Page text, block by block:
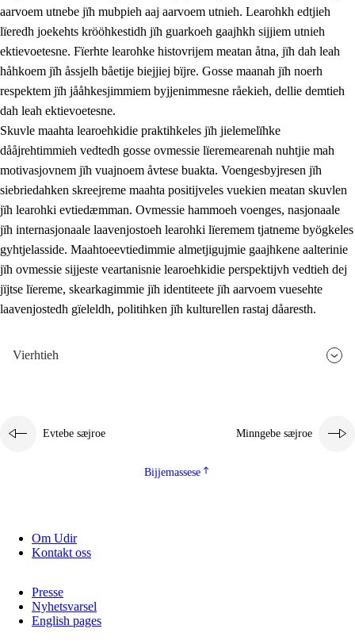
aarvoem utnebe jïh mubpieh aaj aarvoem utnieh. Learohkh edtjieh
lïeredh joekehts krööhkestidh jïh guarkoeh gaajhkh sijjiem utnieh
ektievoetesne. Fïerhte learohke histovrijem meatan åtna, jïh dah leah
håhkoem jïh åssjelh båetije biejjiej bïjre. Gosse maanah jïh noerh
respektem jïh jååhkesjimmiem byjjenimmesne råekieh, dellie demtieh
dah leah ektievoetesne.
Skuvle maahta learoehkidie praktihkeles jïh jielemelïhke
dååjrehtimmieh vedtedh gosse ovmessie lïeremearenah nuhtjie mah
motivasjovnem jïh vuajnoem åvtese buakta. Voengesbyjresen jïh
siebriedahken skreejreme maahta positijveles vuekien meatan skuvlen
jïh learohki evtiedæmman. Ovmessie hammoeh voenges, nasjonaale
jïh internasjonaale laavenjostoeh learohki lïeremem tjatneme byögkeles
gyhtjelasside. Maahtoeevtiedimmie almetjigujmie gaajhkene aalterinie
jïh ovmessie sijjeste veartanisnie learoehkidie perspektijvh vedtieh dej
jïjtse lïereme, skearkagimmie jïh identiteete jïh aarvoem vuesehte
laavenjostedh gïeleldh, politihken jïh kulturellen rastaj dåaresth.
Vierhtieh
Evtebe sæjroe Minngebe sæjroe
Bijjemassese
Om Udir
Kontakt oss
Presse
Nyhetsvarsel
English pages